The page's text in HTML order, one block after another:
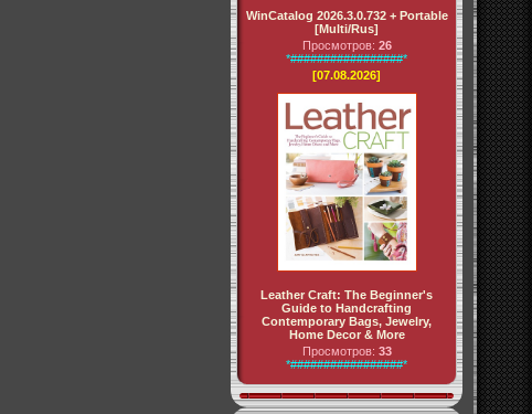
WinCatalog 2026.3.0.732 + Portable
[Multi/Rus]
Просмотров: 26
*#################*
[07.08.2026]
Leather Craft: The Beginner's
Guide to Handcrafting
Contemporary Bags, Jewelry,
Home Decor & More
Просмотров: 33
*#################*